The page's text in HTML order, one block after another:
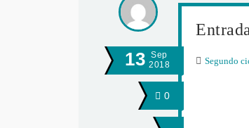
13 Sep
2018
0
Segundo